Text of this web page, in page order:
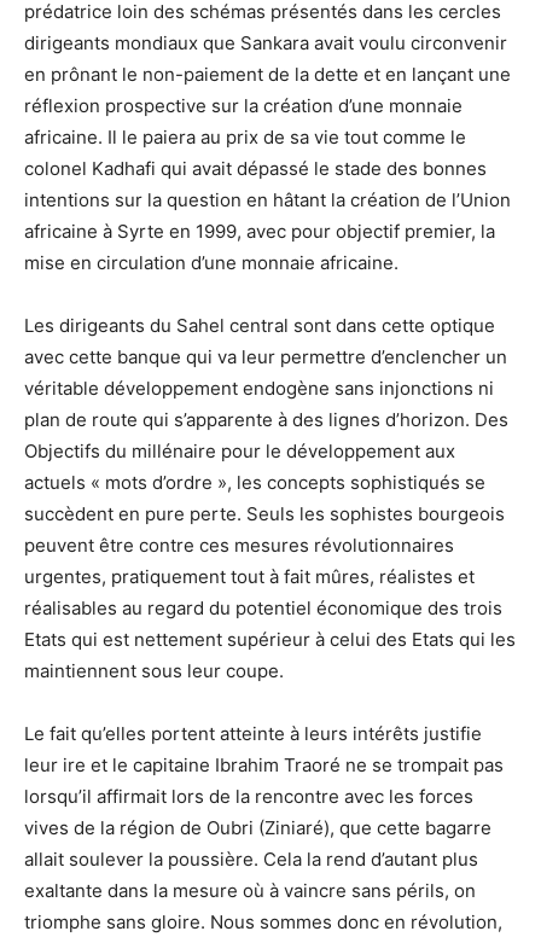
prédatrice loin des schémas présentés dans les cercles
dirigeants mondiaux que Sankara avait voulu circonvenir
en prônant le non-paiement de la dette et en lançant une
réflexion prospective sur la création d’une monnaie
africaine. Il le paiera au prix de sa vie tout comme le
colonel Kadhafi qui avait dépassé le stade des bonnes
intentions sur la question en hâtant la création de l’Union
africaine à Syrte en 1999, avec pour objectif premier, la
mise en circulation d’une monnaie africaine.
Les dirigeants du Sahel central sont dans cette optique
avec cette banque qui va leur permettre d’enclencher un
véritable développement endogène sans injonctions ni
plan de route qui s’apparente à des lignes d’horizon. Des
Objectifs du millénaire pour le développement aux
actuels « mots d’ordre », les concepts sophistiqués se
succèdent en pure perte. Seuls les sophistes bourgeois
peuvent être contre ces mesures révolutionnaires
urgentes, pratiquement tout à fait mûres, réalistes et
réalisables au regard du potentiel économique des trois
Etats qui est nettement supérieur à celui des Etats qui les
maintiennent sous leur coupe.
Le fait qu’elles portent atteinte à leurs intérêts justifie
leur ire et le capitaine Ibrahim Traoré ne se trompait pas
lorsqu’il affirmait lors de la rencontre avec les forces
vives de la région de Oubri (Ziniaré), que cette bagarre
allait soulever la poussière. Cela la rend d’autant plus
exaltante dans la mesure où à vaincre sans périls, on
triomphe sans gloire. Nous sommes donc en révolution,